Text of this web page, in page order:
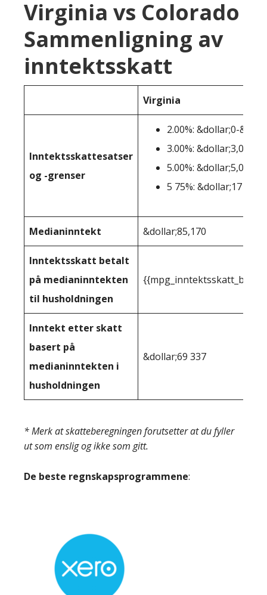
Virginia vs Colorado
Sammenligning av
inntektsskatt
Virginia
Inntektsskattesatser
og -grenser
2.00%: &dollar;0-
3.00%: &dollar;3,001-
5.00%: &dollar;5,001-
5 75%: &dollar;17 001+
Medianinntekt &dollar;85,170
Inntektsskatt betalt
på medianinntekten
til husholdningen
Inntekt etter skatt
basert på
medianinntekten i
husholdningen
&dollar;69 337
* Merk at skatteberegningen forutsetter at du fyller
ut som enslig og ikke som gitt.
De beste regnskapsprogrammene: